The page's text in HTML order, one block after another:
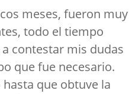
meses, fueron muy
todo el tiempo
mis dudas
que fue necesario.
obtuve la